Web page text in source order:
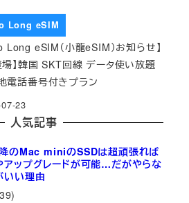
Long eSIM
Long eSIM（小龍eSIM）お知らせ】
場】韓国 SKT回線 データ使い放題
電話番号付きプラン
23
人気記事
のMac miniのSSDは超頑張れば
アップグレードが可能…だがやらな
いい理由